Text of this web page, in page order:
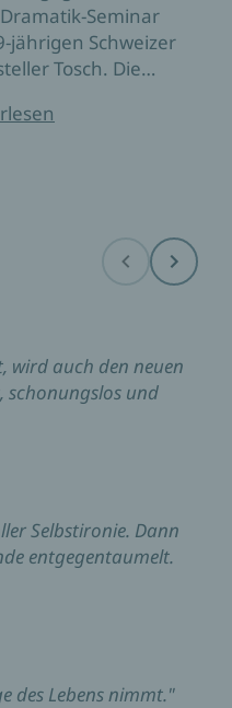
Seminar
jährigen Schweizer
Tosch. Die…
Before Next
wird auch den neuen
schonungslos und
Selbstironie. Dann
entgegentaumelt.
des Lebens nimmt."